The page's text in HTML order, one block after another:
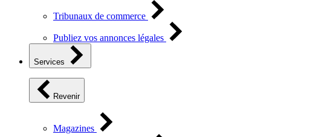
Tribunaux de commerce
Publiez vos annonces légales
Services
Revenir
Magazines